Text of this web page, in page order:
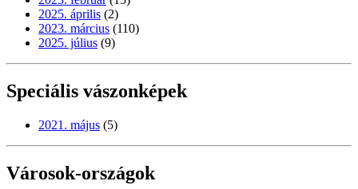
2025. április (2)
2023. március (110)
2025. július (9)
Speciális vászonképek
2021. május (5)
Városok-országok